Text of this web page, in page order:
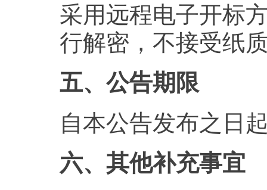
采用远程电子开标
行解密，不接受纸
五、公告期限
自本公告发布之日
六、其他补充事宜